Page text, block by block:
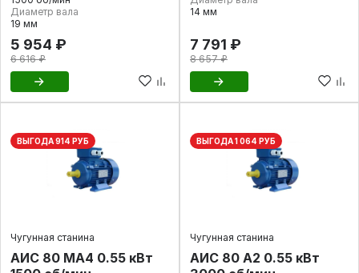
Диаметр вала
19 мм
5 954 ₽
6 616 ₽
14 мм
7 791 ₽
8 657 ₽
ВЫГОДА 914 РУБ
Чугунная станина
АИС 80 МА4 0.55 кВт
ВЫГОДА 1 064 РУБ
Чугунная станина
АИС 80 А2 0.55 кВт